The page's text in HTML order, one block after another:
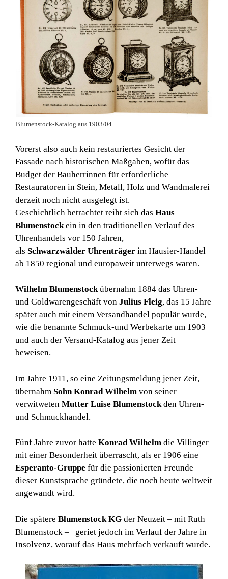
Blumenstock-Katalog aus 1903/04.
Vorerst also auch kein restauriertes Gesicht der
Fassade nach historischen Maßgaben, wofür das
Budget der Bauherrinnen für erforderliche
Restauratoren in Stein, Metall, Holz und Wandmalerei
derzeit noch nicht ausgelegt ist.
Geschichtlich betrachtet reiht sich das Haus
Blumenstockein in den traditionellen Verlauf des
Uhrenhandels vor 150 Jahren,
als Schwarzwälder Uhrenträger im Hausier-Handel
ab 1850 regional und europaweit unterwegs waren.
Wilhelm Blumenstockübernahm 1884 das Uhren-
und Goldwarengeschäft von Julius Fleig, das 15 Jahre
später auch mit einem Versandhandel populär wurde,
wie die benannte Schmuck-und Werbekarte um 1903
und auch der Versand-Katalog aus jener Zeit
beweisen.
Im Jahre 1911, so eine Zeitungsmeldung jener Zeit,
übernahm Sohn Konrad Wilhelm von seiner
verwitweten Mutter Luise Blumenstockden Uhren-
und Schmuckhandel.
Fünf Jahre zuvor hatte Konrad Wilhelm die Villinger
mit einer Besonderheit überrascht, als er 1906 eine
Esperanto-Gruppe für die passionierten Freunde
dieser Kunstsprache gründete, die noch heute weltweit
angewandt wird.
Die spätere Blumenstock KG der Neuzeit – mit Ruth
Blumenstock – geriet jedoch im Verlauf der Jahre in
Insolvenz, worauf das Haus mehrfach verkauft wurde.